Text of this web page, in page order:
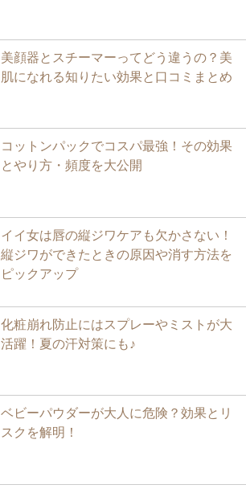
美顔器とスチーマーってどう違うの？美
肌になれる知りたい効果と口コミまとめ
コットンパックでコスパ最強！その効果
とやり方・頻度を大公開
イイ女は唇の縦ジワケアも欠かさない！
縦ジワができたときの原因や消す方法を
ピックアップ
化粧崩れ防止にはスプレーやミストが大
活躍！夏の汗対策にも♪
ベビーパウダーが大人に危険？効果とリ
スクを解明！